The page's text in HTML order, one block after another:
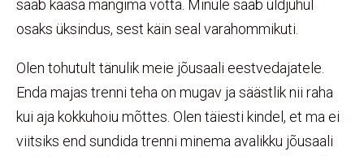
saab kaasa mängima võtta. Minule saab üldjuhul
osaks üksindus, sest käin seal varahommikuti.
Olen tohutult tänulik meie jõusaali eestvedajatele.
Enda majas trenni teha on mugav ja säästlik nii raha
kui aja kokkuhoiu mõttes. Olen täiesti kindel, et ma ei
viitsiks end sundida trenni minema avalikku jõusaali